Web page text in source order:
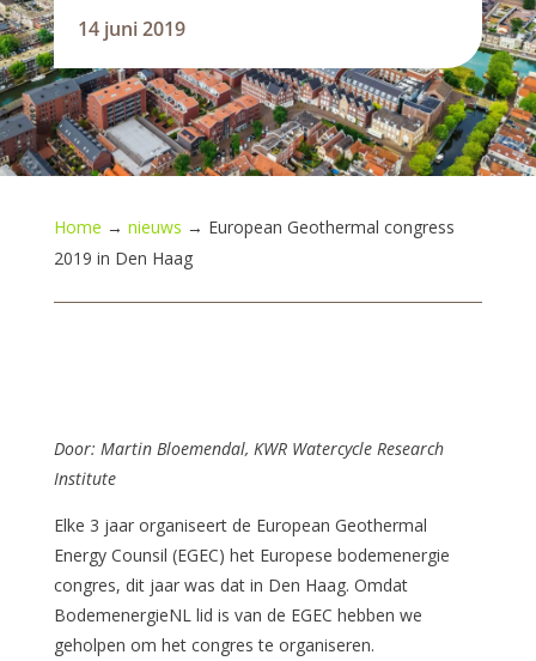
14 juni 2019
Home → nieuws → European Geothermal congress
2019 in Den Haag
Door: Martin Bloemendal, KWR Watercycle Research
Institute
Elke 3 jaar organiseert de European Geothermal
Energy Counsil (EGEC) het Europese bodemenergie
congres, dit jaar was dat in Den Haag. Omdat
BodemenergieNL lid is van de EGEC hebben we
geholpen om het congres te organiseren.